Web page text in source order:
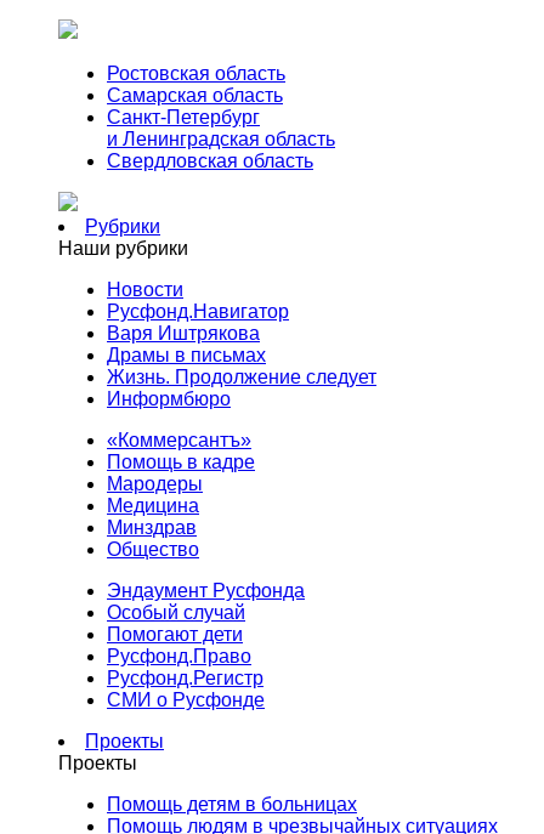
Ростовская область
Самарская область
Санкт-Петербург
и Ленинградская область
Свердловская область
Рубрики
Наши рубрики
Новости
Русфонд.Навигатор
Варя Иштрякова
Драмы в письмах
Жизнь. Продолжение следует
Информбюро
«Коммерсантъ»
Помощь в кадре
Мародеры
Медицина
Минздрав
Общество
Эндаумент Русфонда
Особый случай
Помогают дети
Русфонд.Право
Русфонд.Регистр
СМИ о Русфонде
Проекты
Проекты
Помощь детям в больницах
Помощь людям в чрезвычайных ситуациях